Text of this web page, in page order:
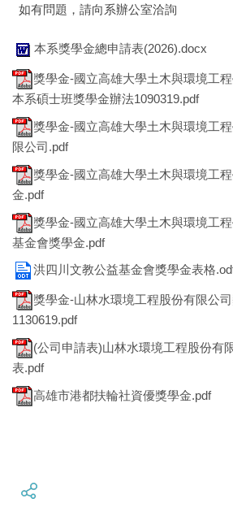
如有問題，請向系辦公室洽詢
本系獎學金總申請表(2026).docx
獎學金-國立高雄大學土木與環境工
本系碩士班獎學金辦法1090319.pdf
獎學金-國立高雄大學土木與環境工
限公司.pdf
獎學金-國立高雄大學土木與環境工
金.pdf
獎學金-國立高雄大學土木與環境工
基金會獎學金.pdf
洪四川文教公益基金會獎學金表格
獎學金-山林水環境工程股份有限公
1130619.pdf
(公司申請表)山林水環境工程股份有
表.pdf
高雄市港都扶輪社資優獎學金.pdf